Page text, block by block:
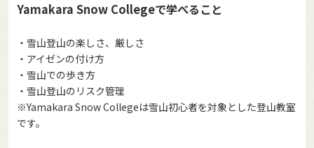
Yamakara Snow Collegeで学べること
・雪山登山の楽しさ、厳しさ
・アイゼンの付け方
・雪山での歩き方
・雪山登山のリスク管理
※Yamakara Snow Collegeは雪山初心者を対象とした登山教室
です。